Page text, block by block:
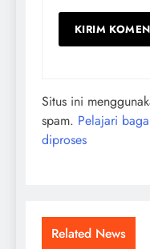
Situs ini
spam. Pelajari
diproses
Related News